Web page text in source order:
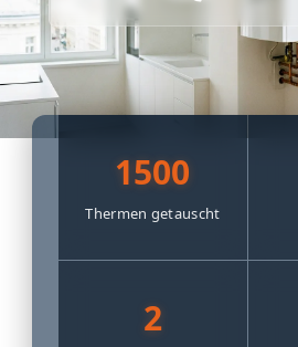
1500
Thermen getauscht
2